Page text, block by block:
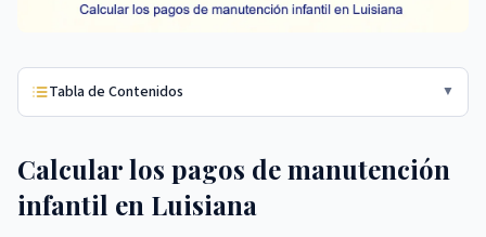
Tabla de Contenidos ▼
Calcular los pagos de manutención
infantil en Luisiana